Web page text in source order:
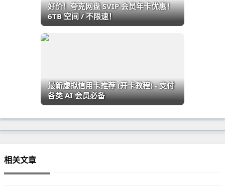
好价！夸克网盘 SVIP 会员年卡优惠！
6TB 空间 / 不限速！
最新虚拟信用卡推荐 (开卡教程) - 支付
各类 AI 会员必备
相关文章